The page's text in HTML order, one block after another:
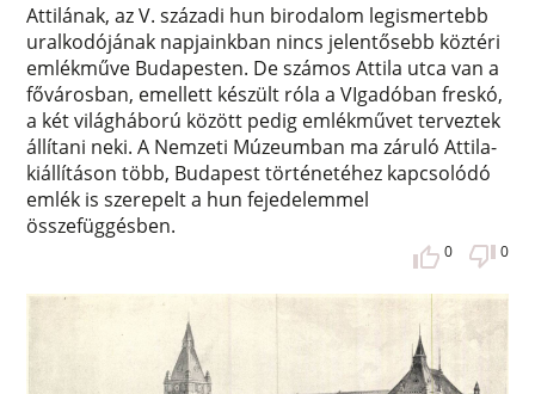
Attilának, az V. századi hun birodalom legismertebb
uralkodójának napjainkban nincs jelentősebb köztéri
emlékműve Budapesten. De számos Attila utca van a
fővárosban, emellett készült róla a VIgadóban freskó,
a két világháború között pedig emlékművet terveztek
állítani neki. A Nemzeti Múzeumban ma záruló Attila-
kiállításon több, Budapest történetéhez kapcsolódó
emlék is szerepelt a hun fejedelemmel
összefüggésben.
0 0